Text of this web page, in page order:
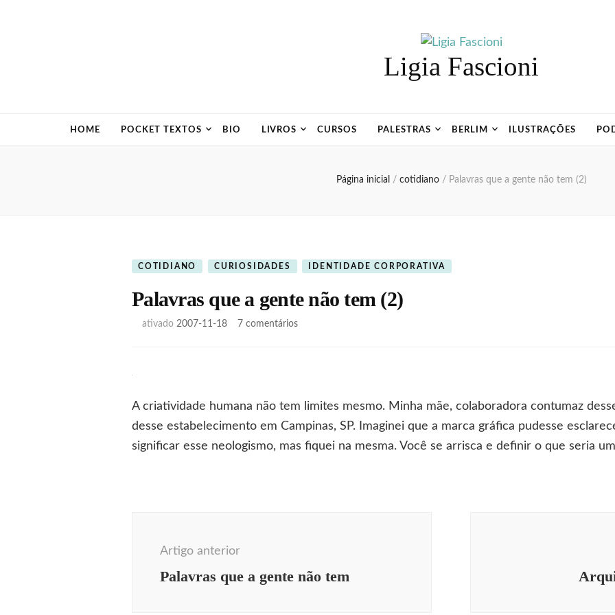
Ligia Fascioni
HOME POCKET TEXTOS BIO LIVROS CURSOS PALESTRAS BERLIM ILUSTRAÇÕES
Página inicial / cotidiano / Palavras que a gente não tem (2)
COTIDIANO CURIOSIDADES IDENTIDADE CORPORATIVA
Palavras que a gente não tem (2)
ativado 2007-11-18 7 comentáriosem
tem
(2)
A criatividade humana não tem limites mesmo. Minha mãe, colaboradora contumaz
desse estabelecimento em Campinas, SP. Imaginei que a marca gráfica pudesse
significar esse neologismo, mas fiquei na mesma. Você se arrisca e definir o que seria
postArtigo anterior
Palavras que a gente não tem